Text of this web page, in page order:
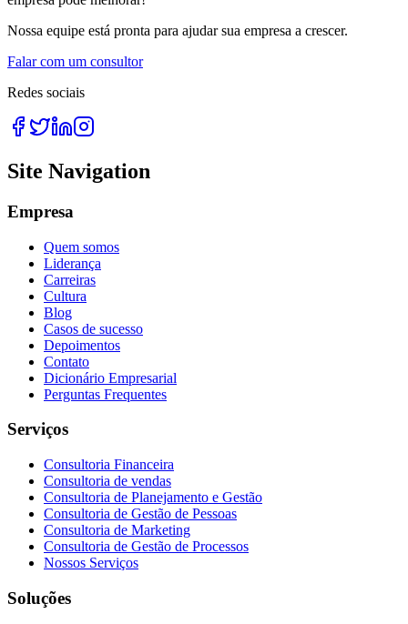
Nossa equipe está pronta para ajudar sua empresa a crescer.
Falar com um consultor
Redes sociais
Site Navigation
Empresa
Quem somos
Liderança
Carreiras
Cultura
Blog
Casos de sucesso
Depoimentos
Contato
Dicionário Empresarial
Perguntas Frequentes
Serviços
Consultoria Financeira
Consultoria de vendas
Consultoria de Planejamento e Gestão
Consultoria de Gestão de Pessoas
Consultoria de Marketing
Consultoria de Gestão de Processos
Nossos Serviços
Soluções